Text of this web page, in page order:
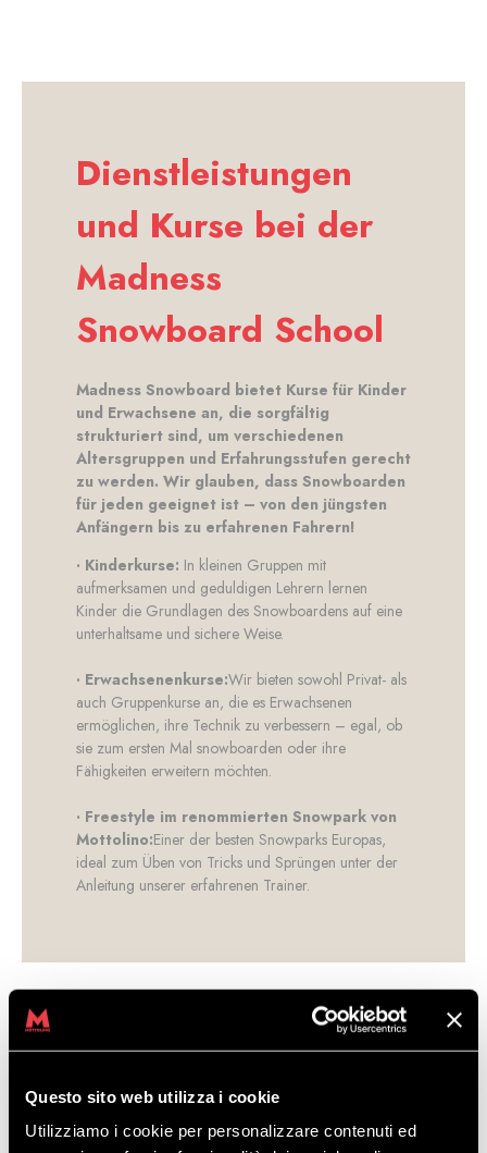
Questo sito web utilizza i cookie
Utilizziamo i cookie per personalizzare contenuti ed
Dienstleistungen
und Kurse bei der
Madness
Snowboard School
Madness Snowboard bietet Kurse für Kinder
und Erwachsene an, die sorgfältig
strukturiert sind, um verschiedenen
Altersgruppen und Erfahrungsstufen gerecht
zu werden. Wir glauben, dass Snowboarden
für jeden geeignet ist – von den jüngsten
Anfängern bis zu erfahrenen Fahrern!
· Kinderkurse: In kleinen Gruppen mit
aufmerksamen und geduldigen Lehrern lernen
Kinder die Grundlagen des Snowboardens auf eine
unterhaltsame und sichere Weise.
· Erwachsenenkurse:Wir bieten sowohl Privat- als
auch Gruppenkurse an, die es Erwachsenen
ermöglichen, ihre Technik zu verbessern – egal, ob
sie zum ersten Mal snowboarden oder ihre
Fähigkeiten erweitern möchten.
· Freestyle im renommierten Snowpark von
Mottolino:Einer der besten Snowparks Europas,
ideal zum Üben von Tricks und Sprüngen unter der
Anleitung unserer erfahrenen Trainer.